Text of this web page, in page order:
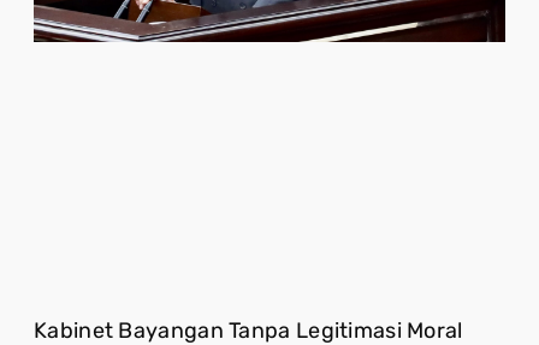
Kabinet Bayangan Tanpa Legitimasi Moral